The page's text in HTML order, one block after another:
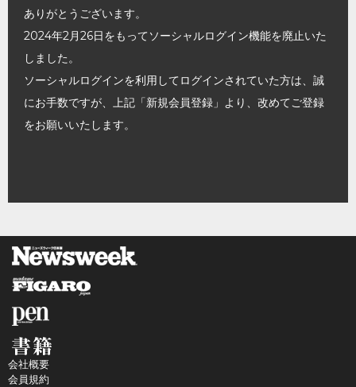
ありがとうございます。
2024年2月26日をもってソーシャルログイン機能を廃止いた
しました。
ソーシャルログインを利用してログインされていた方は、誠
にお手数ですが、上記「新規会員登録」より、改めてご登録
をお願いいたします。
会社概要
会員規約